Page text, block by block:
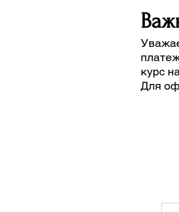
курс
Для